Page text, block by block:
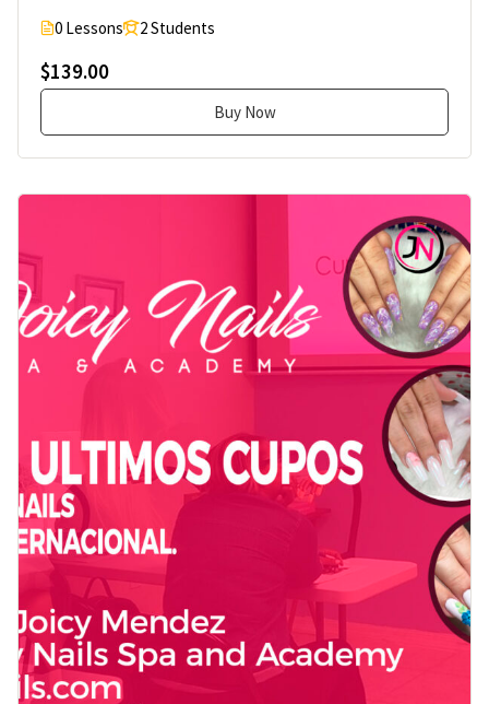
0 Lessons
2 Students
$139.00
Buy Now